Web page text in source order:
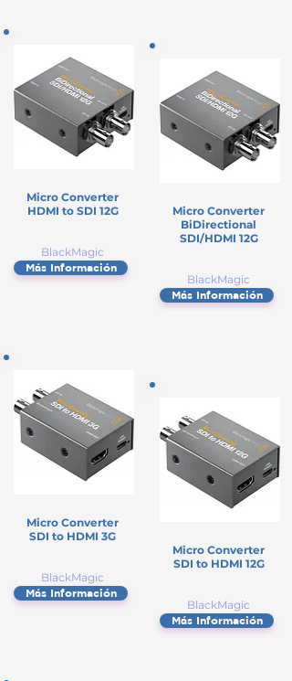
Micro Converter
HDMI to SDI 12G
BlackMagic
Más Información
Micro Converter
SDI to HDMI 3G
BlackMagic
Más Información
Micro Converter
BiDirectional
SDI/HDMI 12G
BlackMagic
Más Información
Micro Converter
SDI to HDMI 12G
BlackMagic
Más Información